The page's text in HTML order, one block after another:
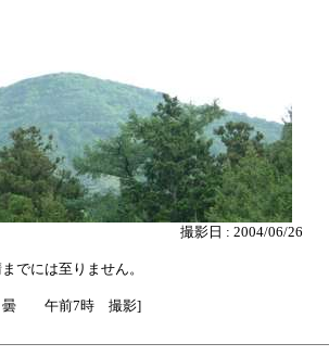
撮影日 : 2004/06/26
でには至りません。
）曇 午前7時 撮影]